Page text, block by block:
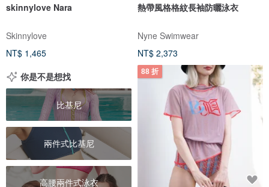
skinnylove Nara
Skinnylove
NT$ 1,465
熱帶風格格紋長袖防曬泳衣
Nyne Swimwear
NT$ 2,373
你是不是想找
比基尼
兩件式比基尼
高腰兩件式泳衣
88 折